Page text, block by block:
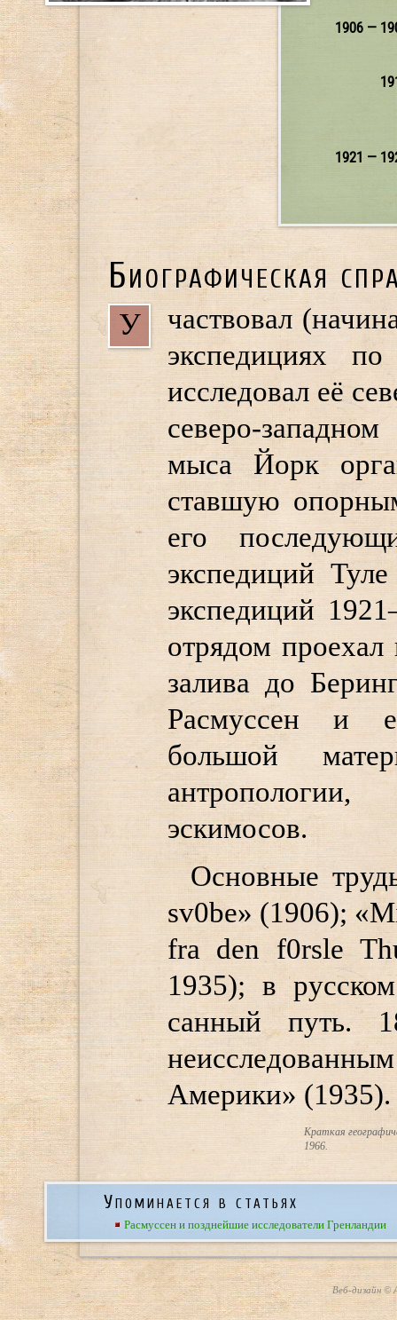
1906 —
1921 —
Биографическая
У
частвовал
экспедициях
исследовал её
северо-
мыса Йорк
ставшую
его
экспедиций
экспедиций
отрядом проехал
залива до
Расмуссен и
большой
эскимосов.
Основные
sv0be» (1906);
fra den f0rsle
1935); в
санный путь.
Америки» (1935).
Краткая
1966.
Упоминается в статьях
Расмуссен и позднейшие исследователи Гренландии
Веб-дизайн ©